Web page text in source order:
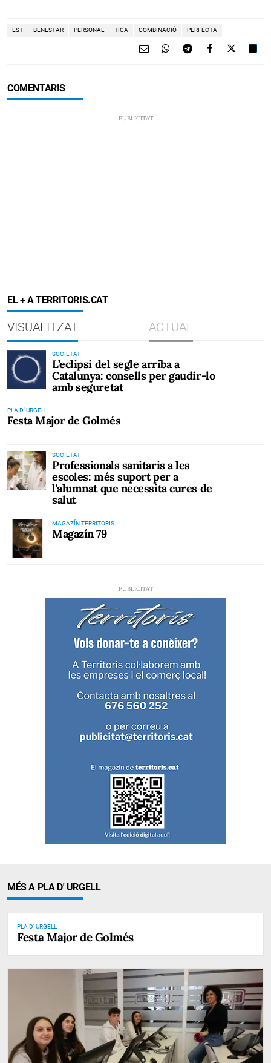
EST BENESTAR PERSONAL TICA COMBINACIÓ PERFECTA
COMENTARIS
EL + A TERRITORIS.CAT
VISUALITZAT ACTUAL
SOCIETAT
L’eclipsi del segle arriba a
Catalunya: consells per gaudir-lo
amb seguretat
PLA D' URGELL
Festa Major de Golmés
SOCIETAT
Professionals sanitaris a les
escoles: més suport per a
l'alumnat que necessita cures de
salut
MAGAZÍN TERRITORIS
Magazín 79
MÉS A PLA D' URGELL
PLA D' URGELL
Festa Major de Golmés